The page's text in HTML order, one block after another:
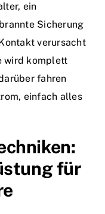
ein
Sicherung
verursacht
wird komplett
fahren
einfach alles
für